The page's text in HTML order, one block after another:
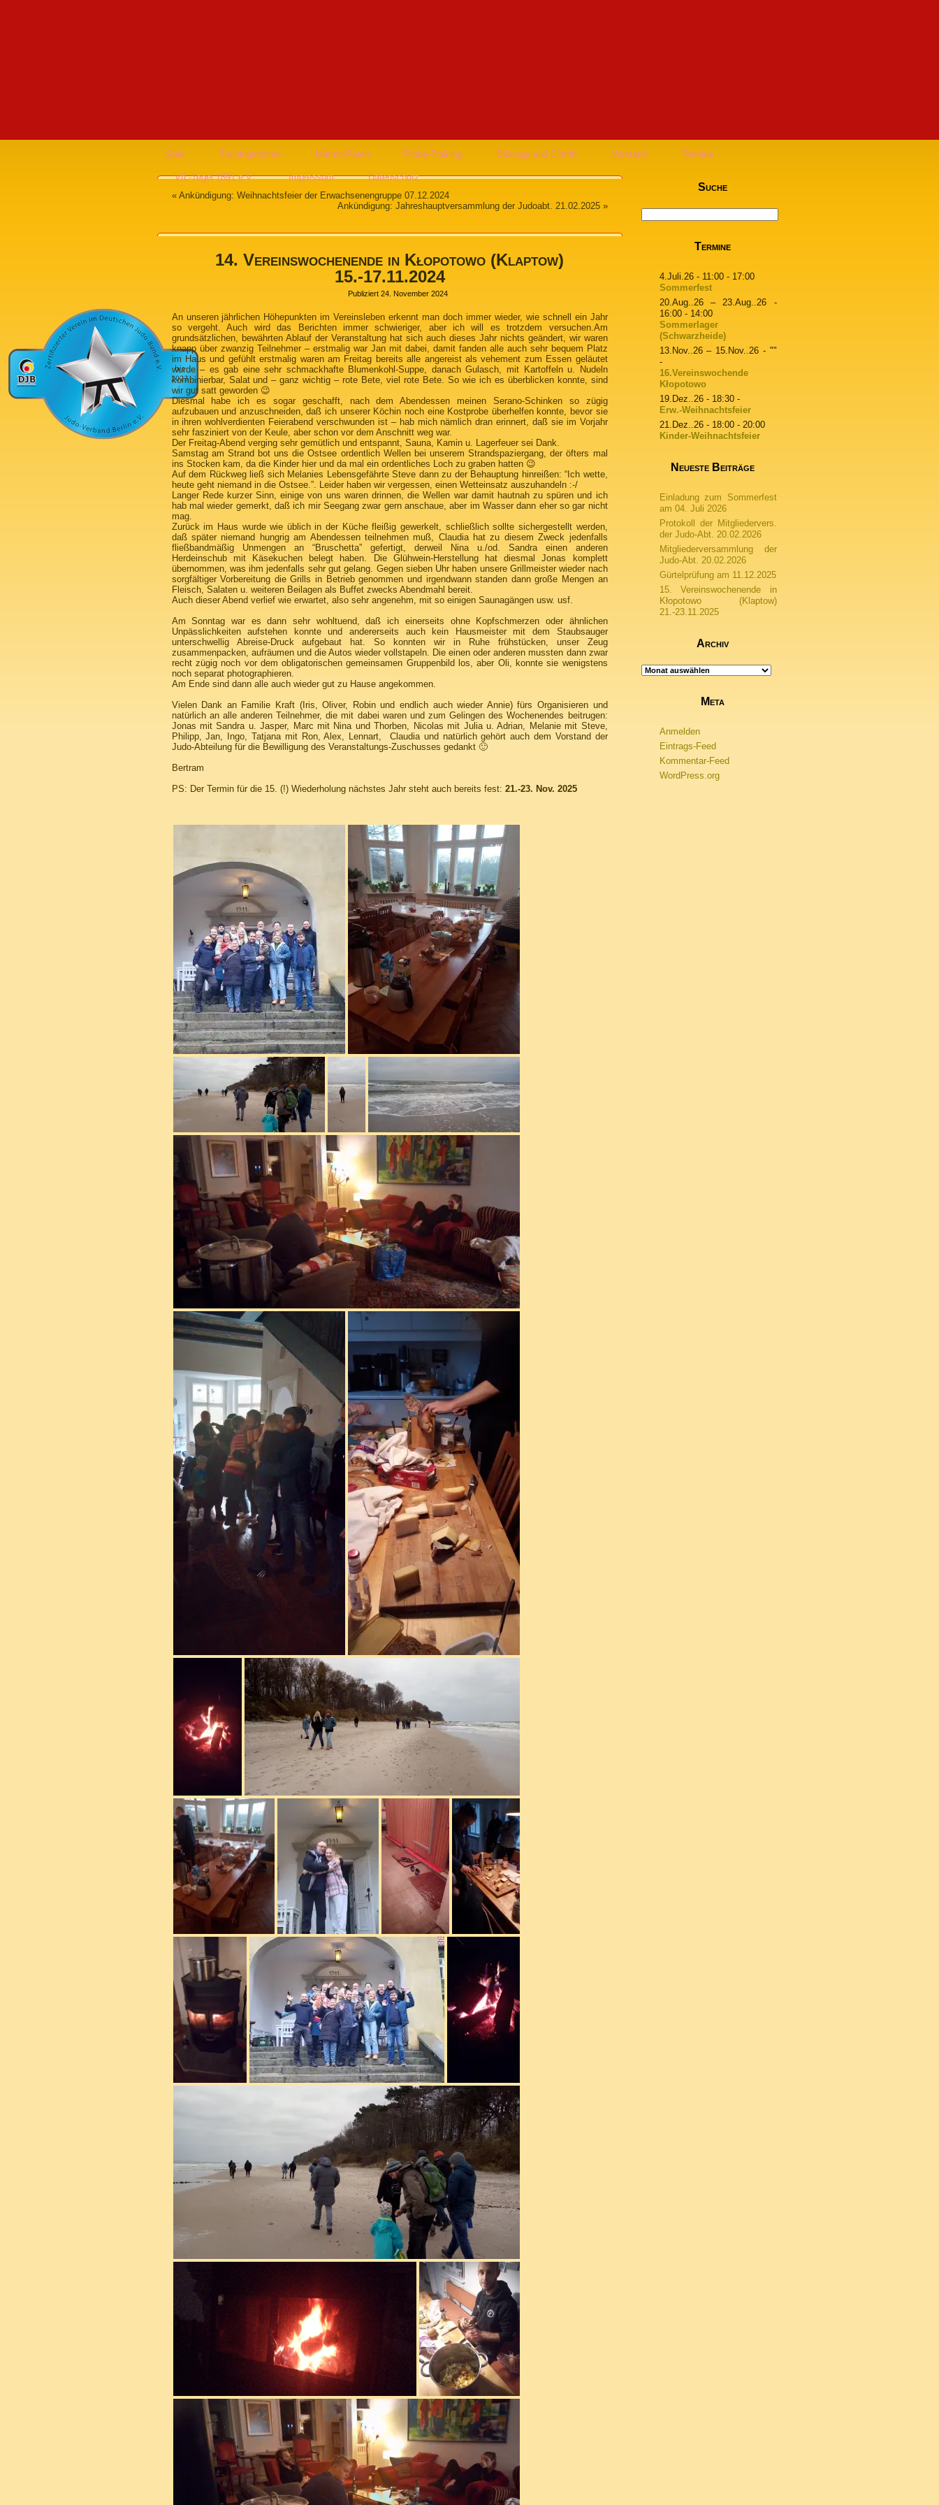
Start Trainingszeiten Matten-Paten Probe-Training Beiträge und Eintritt Vorstand Termine
VfL-Tegel 1891 e.V. Impressum
Datenschutz
« Ankündigung: Weihnachtsfeier der Erwachsenengruppe 07.12.2024
Ankündigung: Jahreshauptversammlung der Judoabt. 21.02.2025»
14. Vereinswochenende in Kłopotowo (Klaptow)
15.-17.11.2024
Publiziert 24. November 2024
An unseren jährlichen Höhepunkten im Vereinsleben erkennt man doch immer wieder, wie schnell ein Jahr
so vergeht. Auch wird das Berichten immer schwieriger, aber ich will es trotzdem versuchen.Am
grundsätzlichen, bewährten Ablauf der Veranstaltung hat sich auch dieses Jahr nichts geändert, wir waren
knapp über zwanzig Teilnehmer – erstmalig war Jan mit dabei, damit fanden alle auch sehr bequem Platz
im Haus und gefühlt erstmalig waren am Freitag bereits alle angereist als vehement zum Essen geläutet
wurde – es gab eine sehr schmackhafte Blumenkohl-Suppe, danach Gulasch, mit Kartoffeln u. Nudeln
kombinierbar, Salat und – ganz wichtig – rote Bete, viel rote Bete. So wie ich es überblicken konnte, sind
wir gut satt geworden 😉
Diesmal habe ich es sogar geschafft, nach dem Abendessen meinen Serano-Schinken so zügig
aufzubauen und anzuschneiden, daß ich unserer Köchin noch eine Kostprobe überhelfen konnte, bevor sie
in ihren wohlverdienten Feierabend verschwunden ist – hab mich nämlich dran erinnert, daß sie im Vorjahr
sehr fasziniert von der Keule, aber schon vor dem Anschnitt weg war.
Der Freitag-Abend verging sehr gemütlich und entspannt, Sauna, Kamin u. Lagerfeuer sei Dank.
Samstag am Strand bot uns die Ostsee ordentlich Wellen bei unserem Strandspaziergang, der öfters mal
ins Stocken kam, da die Kinder hier und da mal ein ordentliches Loch zu graben hatten 😉
Auf dem Rückweg ließ sich Melanies Lebensgefährte Steve dann zu der Behauptung hinreißen: “Ich wette,
heute geht niemand in die Ostsee.”. Leider haben wir vergessen, einen Wetteinsatz auszuhandeln :-/
Langer Rede kurzer Sinn, einige von uns waren drinnen, die Wellen war damit hautnah zu spüren und ich
hab mal wieder gemerkt, daß ich mir Seegang zwar gern anschaue, aber im Wasser dann eher so gar nicht
mag.
Zurück im Haus wurde wie üblich in der Küche fleißig gewerkelt, schließlich sollte sichergestellt werden,
daß später niemand hungrig am Abendessen teilnehmen muß, Claudia hat zu diesem Zweck jedenfalls
fließbandmäßig Unmengen an “Bruschetta” gefertigt, derweil Nina u./od. Sandra einen anderen
Herdeinschub mit Käsekuchen belegt haben. Die Glühwein-Herstellung hat diesmal Jonas komplett
übernommen, was ihm jedenfalls sehr gut gelang. Gegen sieben Uhr haben unsere Grillmeister wieder nach
sorgfältiger Vorbereitung die Grills in Betrieb genommen und irgendwann standen dann große Mengen an
Fleisch, Salaten u. weiteren Beilagen als Buffet zwecks Abendmahl bereit.
Auch dieser Abend verlief wie erwartet, also sehr angenehm, mit so einigen Saunagängen usw. usf.
Am Sonntag war es dann sehr wohltuend, daß ich einerseits ohne Kopfschmerzen oder ähnlichen
Unpässlichkeiten aufstehen konnte und andererseits auch kein Hausmeister mit dem Staubsauger
unterschwellig Abreise-Druck aufgebaut hat. So konnten wir in Ruhe frühstücken, unser Zeug
zusammenpacken, aufräumen und die Autos wieder vollstapeln. Die einen oder anderen mussten dann zwar
recht zügig noch vor dem obligatorischen gemeinsamen Gruppenbild los, aber Oli, konnte sie wenigstens
noch separat photographieren.
Am Ende sind dann alle auch wieder gut zu Hause angekommen.
Vielen Dank an Familie Kraft (Iris, Oliver, Robin und endlich auch wieder Annie) fürs Organisieren und
natürlich an alle anderen Teilnehmer, die mit dabei waren und zum Gelingen des Wochenendes beitrugen:
Jonas mit Sandra u. Jasper, Marc mit Nina und Thorben, Nicolas mit Julia u. Adrian, Melanie mit Steve,
Philipp, Jan, Ingo, Tatjana mit Ron, Alex, Lennart, Claudia und natürlich gehört auch dem Vorstand der
Judo-Abteilung für die Bewilligung des Veranstaltungs-Zuschusses gedankt 🙂
Bertram
PS: Der Termin für die 15. (!) Wiederholung nächstes Jahr steht auch bereits fest: 21.-23. Nov. 2025
Suche
Termine
4.Juli.26- 11:00 - 17:00
Sommerfest
20.Aug..26
– 23.Aug..26 -
16:00 - 14:00
Sommerlager
(Schwarzheide)
13.Nov..26 – 15.Nov..26 - ""
-
16.Vereinswochende
Kłopotowo
19.Dez..26- 18:30 -
Erw.-Weihnachtsfeier
21.Dez..26- 18:00 - 20:00
Kinder-Weihnachtsfeier
Neueste Beiträge
Einladung zum Sommerfest
am 04. Juli 2026
Protokoll der Mitgliedervers.
der Judo-Abt. 20.02.2026
Mitgliederversammlung der
Judo-Abt. 20.02.2026
Gürtelprüfung am 11.12.2025
15. Vereinswochenende in
Kłopotowo (Klaptow)
21.-23.11.2025
Archiv
Archiv
Meta
Anmelden
Eintrags-Feed
Kommentar-Feed
WordPress.org